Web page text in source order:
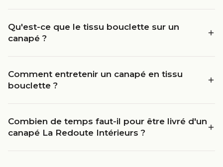
Qu'est-ce que le tissu bouclette sur un
canapé ?
Comment entretenir un canapé en tissu
bouclette ?
Combien de temps faut-il pour être livré d'un
canapé La Redoute Intérieurs ?